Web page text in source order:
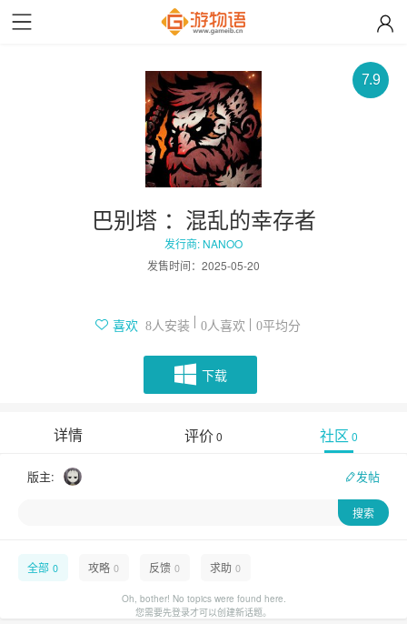
7.9
巴别塔 ：混乱的幸存者
发行商: NANOO
发售时间： 2025-05-20
喜欢 8人安装 0人喜欢 0平均分
下载
详情 评价0 社区 0
版主: 发帖
全部 0 攻略 0 反馈 0 求助 0
Oh, bother! No topics were found here.
您需要先登录才可以创建新话题。